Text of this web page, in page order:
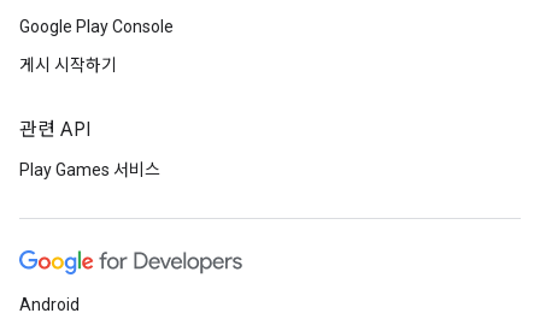
Google Play Console
게시 시작하기
관련 API
Play Games 서비스
Android